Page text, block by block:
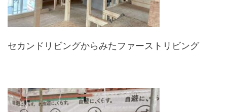
セカンドリビングからみたファーストリビング